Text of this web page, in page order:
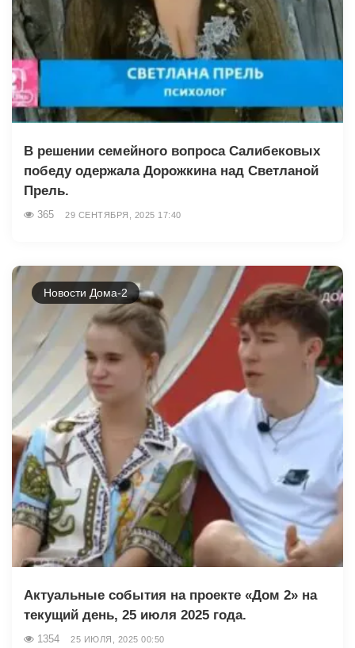
В решении семейного вопроса Салибековых
победу одержала Дорожкина над Светланой
Прель.
365 29 СЕНТЯБРЯ, 2025 17:40
Новости Дома-2
Актуальные события на проекте «Дом 2» на
текущий день, 25 июля 2025 года.
1354 25 ИЮЛЯ, 2025 00:50